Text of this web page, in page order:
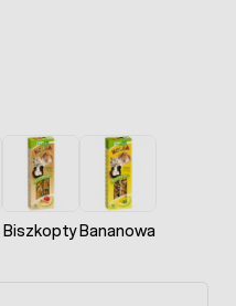
BiszkoptyBananowa